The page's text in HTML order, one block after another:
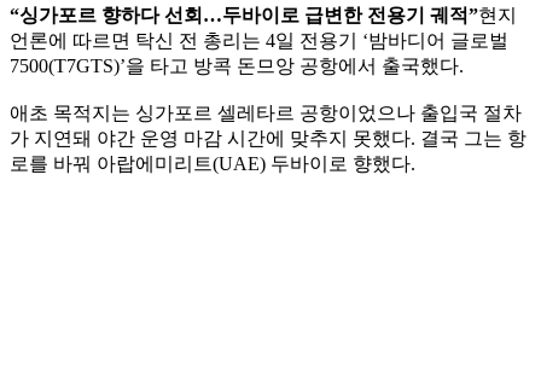
“싱가포르 향하다 선회…두바이로 급변한 전용기 궤적”현지
언론에 따르면 탁신 전 총리는 4일 전용기 ‘밤바디어 글로벌
7500(T7GTS)’을 타고 방콕 돈므앙 공항에서 출국했다.
애초 목적지는 싱가포르 셀레타르 공항이었으나 출입국 절차
가 지연돼 야간 운영 마감 시간에 맞추지 못했다. 결국 그는 항
로를 바꿔 아랍에미리트(UAE) 두바이로 향했다.